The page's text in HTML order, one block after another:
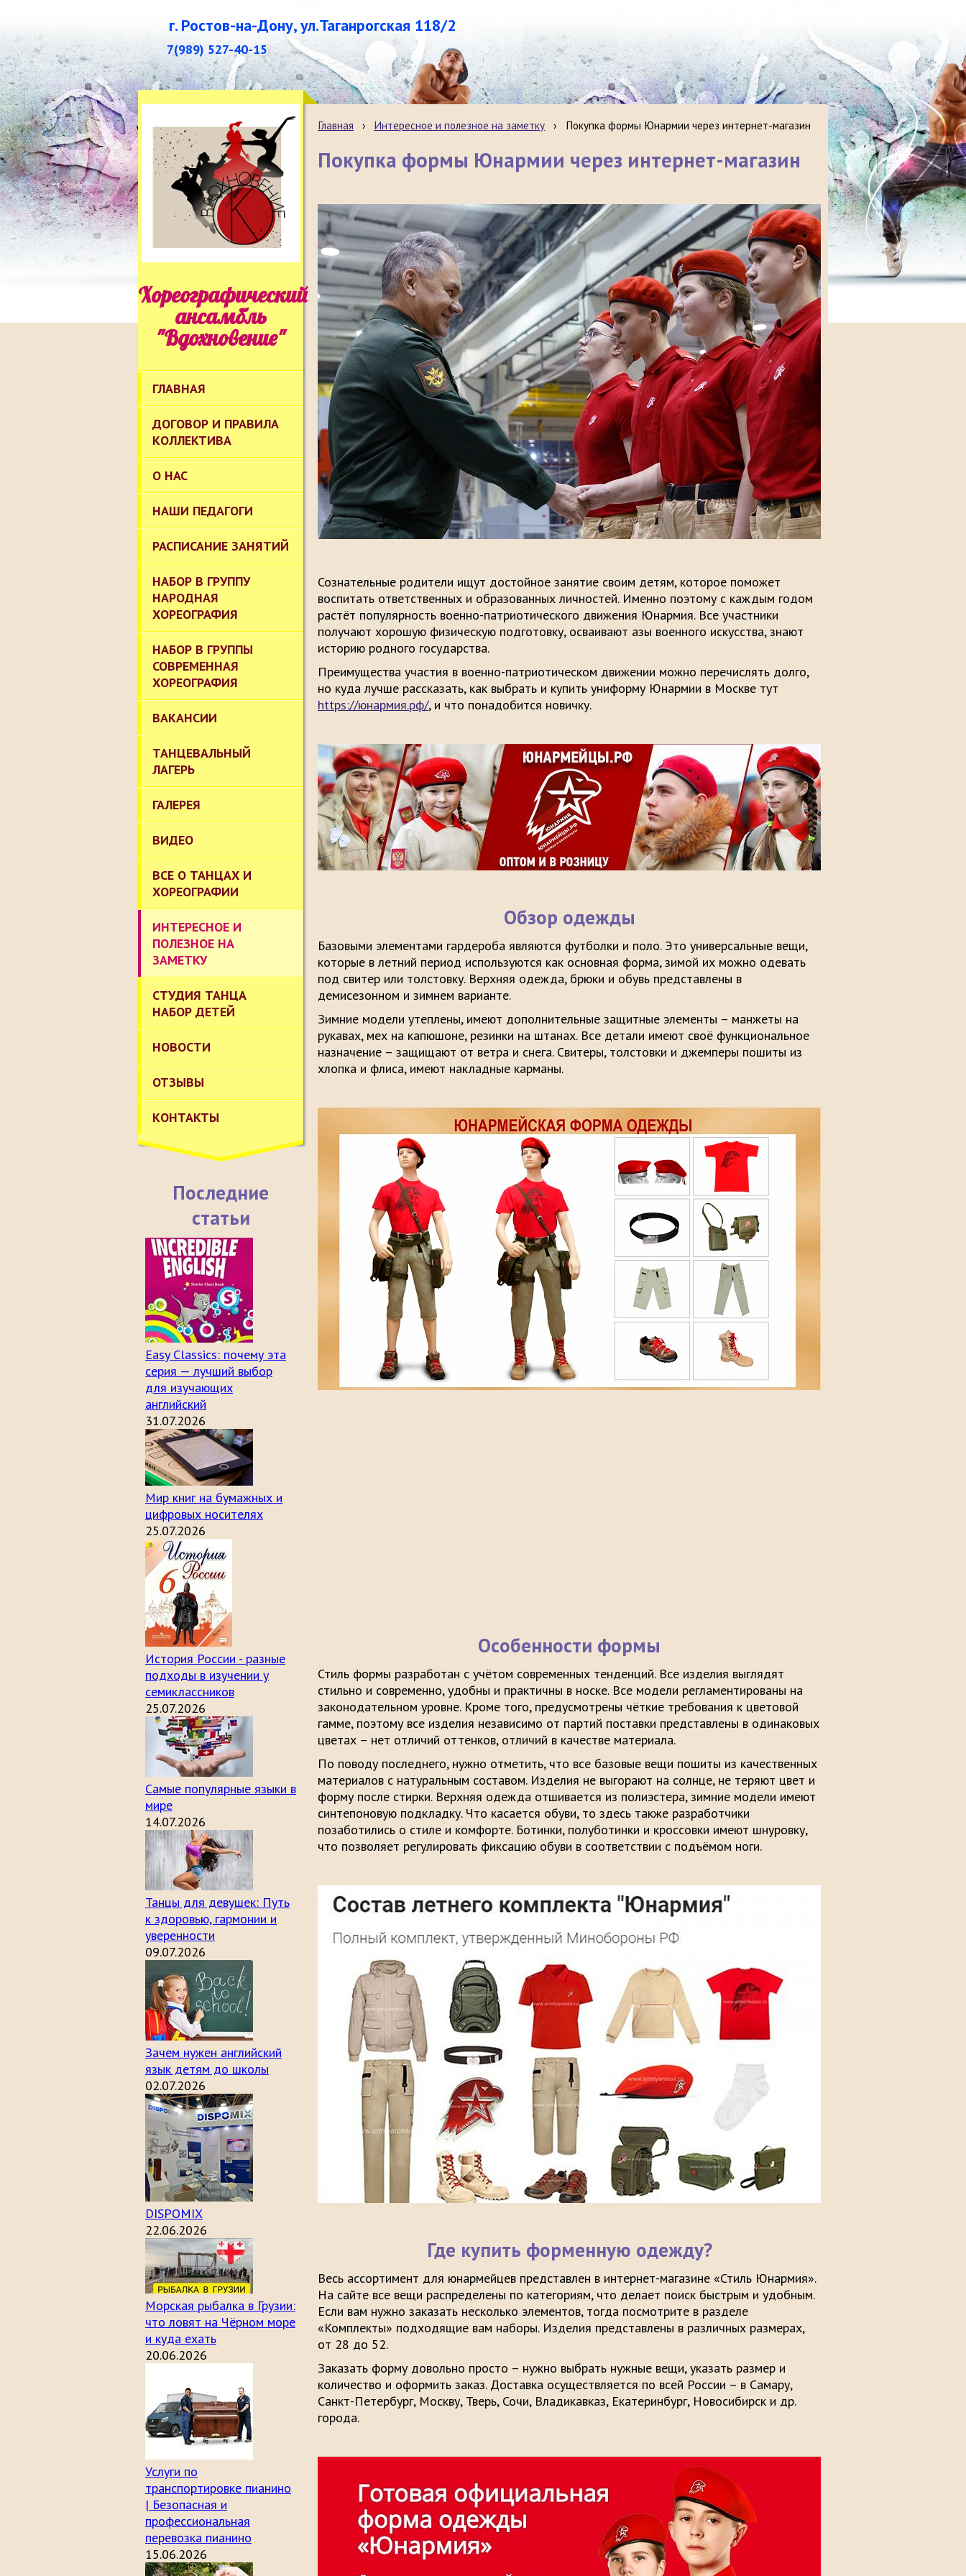
г. Ростов-на-Дону, ул.Таганрогская 118/2
7(989) 527-40-15
Хореографический
ансамбль
"Вдохновение"
ГЛАВНАЯ
ДОГОВОР И ПРАВИЛА
КОЛЛЕКТИВА
О НАС
НАШИ ПЕДАГОГИ
РАСПИСАНИЕ ЗАНЯТИЙ
НАБОР В ГРУППУ
НАРОДНАЯ
ХОРЕОГРАФИЯ
НАБОР В ГРУППЫ
СОВРЕМЕННАЯ
ХОРЕОГРАФИЯ
ВАКАНСИИ
ТАНЦЕВАЛЬНЫЙ
ЛАГЕРЬ
ГАЛЕРЕЯ
ВИДЕО
ВСЕ О ТАНЦАХ И
ХОРЕОГРАФИИ
ИНТЕРЕСНОЕ И
ПОЛЕЗНОЕ НА
ЗАМЕТКУ
СТУДИЯ ТАНЦА
НАБОР ДЕТЕЙ
НОВОСТИ
ОТЗЫВЫ
КОНТАКТЫ
Последние
статьи
Easy Classics: почему эта
серия — лучший выбор
для изучающих
английский
31.07.2026
Мир книг на бумажных и
цифровых носителях
25.07.2026
История России - разные
подходы в изучении у
семиклассников
25.07.2026
Самые популярные языки в
мире
14.07.2026
Танцы для девушек: Путь
к здоровью, гармонии и
уверенности
09.07.2026
Зачем нужен английский
язык детям до школы
02.07.2026
DISPOMIX
22.06.2026
Морская рыбалка в Грузии:
что ловят на Чёрном море
и куда ехать
20.06.2026
Услуги по
транспортировке пианино
| Безопасная и
профессиональная
перевозка пианино
15.06.2026
Главная › Интересное и полезное на заметку › Покупка формы Юнармии через интернет-магазин
Покупка формы Юнармии через интернет-магазин
Сознательные родители ищут достойное занятие своим детям, которое поможет
воспитать ответственных и образованных личностей. Именно поэтому с каждым годом
растёт популярность военно-патриотического движения Юнармия. Все участники
получают хорошую физическую подготовку, осваивают азы военного искусства, знают
историю родного государства.
Преимущества участия в военно-патриотическом движении можно перечислять долго,
но куда лучше рассказать, как выбрать и купить униформу Юнармии в Москве тут
https://юнармия.рф/, и что понадобится новичку.
Обзор одежды
Базовыми элементами гардероба являются футболки и поло. Это универсальные вещи,
которые в летний период используются как основная форма, зимой их можно одевать
под свитер или толстовку. Верхняя одежда, брюки и обувь представлены в
демисезонном и зимнем варианте.
Зимние модели утеплены, имеют дополнительные защитные элементы – манжеты на
рукавах, мех на капюшоне, резинки на штанах. Все детали имеют своё функциональное
назначение – защищают от ветра и снега. Свитеры, толстовки и джемперы пошиты из
хлопка и флиса, имеют накладные карманы.
Особенности формы
Стиль формы разработан с учётом современных тенденций. Все изделия выглядят
стильно и современно, удобны и практичны в носке. Все модели регламентированы на
законодательном уровне. Кроме того, предусмотрены чёткие требования к цветовой
гамме, поэтому все изделия независимо от партий поставки представлены в одинаковых
цветах – нет отличий оттенков, отличий в качестве материала.
По поводу последнего, нужно отметить, что все базовые вещи пошиты из качественных
материалов с натуральным составом. Изделия не выгорают на солнце, не теряют цвет и
форму после стирки. Верхняя одежда отшивается из полиэстера, зимние модели имеют
синтепоновую подкладку. Что касается обуви, то здесь также разработчики
позаботились о стиле и комфорте. Ботинки, полуботинки и кроссовки имеют шнуровку,
что позволяет регулировать фиксацию обуви в соответствии с подъёмом ноги.
Где купить форменную одежду?
Весь ассортимент для юнармейцев представлен в интернет-магазине «Стиль Юнармия».
На сайте все вещи распределены по категориям, что делает поиск быстрым и удобным.
Если вам нужно заказать несколько элементов, тогда посмотрите в разделе
«Комплекты» подходящие вам наборы. Изделия представлены в различных размерах,
от 28 до 52.
Заказать форму довольно просто – нужно выбрать нужные вещи, указать размер и
количество и оформить заказ. Доставка осуществляется по всей России – в Самару,
Санкт-Петербург, Москву, Тверь, Сочи, Владикавказ, Екатеринбург, Новосибирск и др.
города.